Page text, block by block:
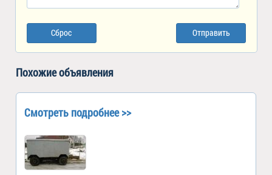
Сброс Отправить
Похожие объявления
Смотреть подробнее >>